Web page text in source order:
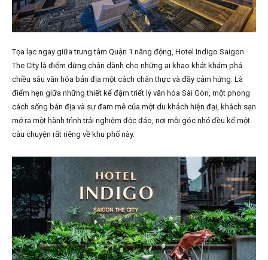
Tọa lạc ngay giữa trung tâm Quận 1 năng động, Hotel Indigo Saigon
The City là điểm dừng chân dành cho những ai khao khát khám phá
chiều sâu văn hóa bản địa một cách chân thực và đầy cảm hứng. Là
điểm hẹn giữa những thiết kế đậm triết lý văn hóa Sài Gòn, một phong
cách sống bản địa và sự đam mê của một du khách hiện đại, khách sạn
mở ra một hành trình trải nghiệm độc đáo, nơi mỗi góc nhỏ đều kể một
câu chuyện rất riêng về khu phố này.